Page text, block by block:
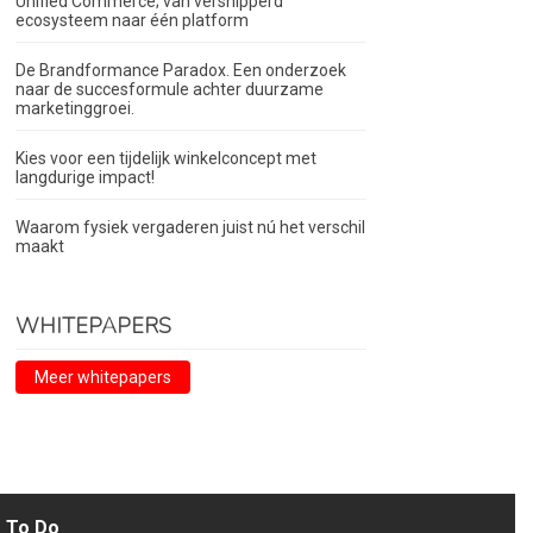
ecosysteem naar één platform
De Brandformance Paradox. Een onderzoek
naar de succesformule achter duurzame
marketinggroei.
Kies voor een tijdelijk winkelconcept met
langdurige impact!
Waarom fysiek vergaderen juist nú het verschil
maakt
WHITEPAPERS
Meer whitepapers
To Do